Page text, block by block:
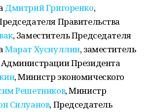
Дмитрий Григоренко,
Правительства
, Заместитель Председателя
Марат Хуснуллин, заместитель
Президента
, Министр экономического
Решетников, Министр
Силуанов, Председатель